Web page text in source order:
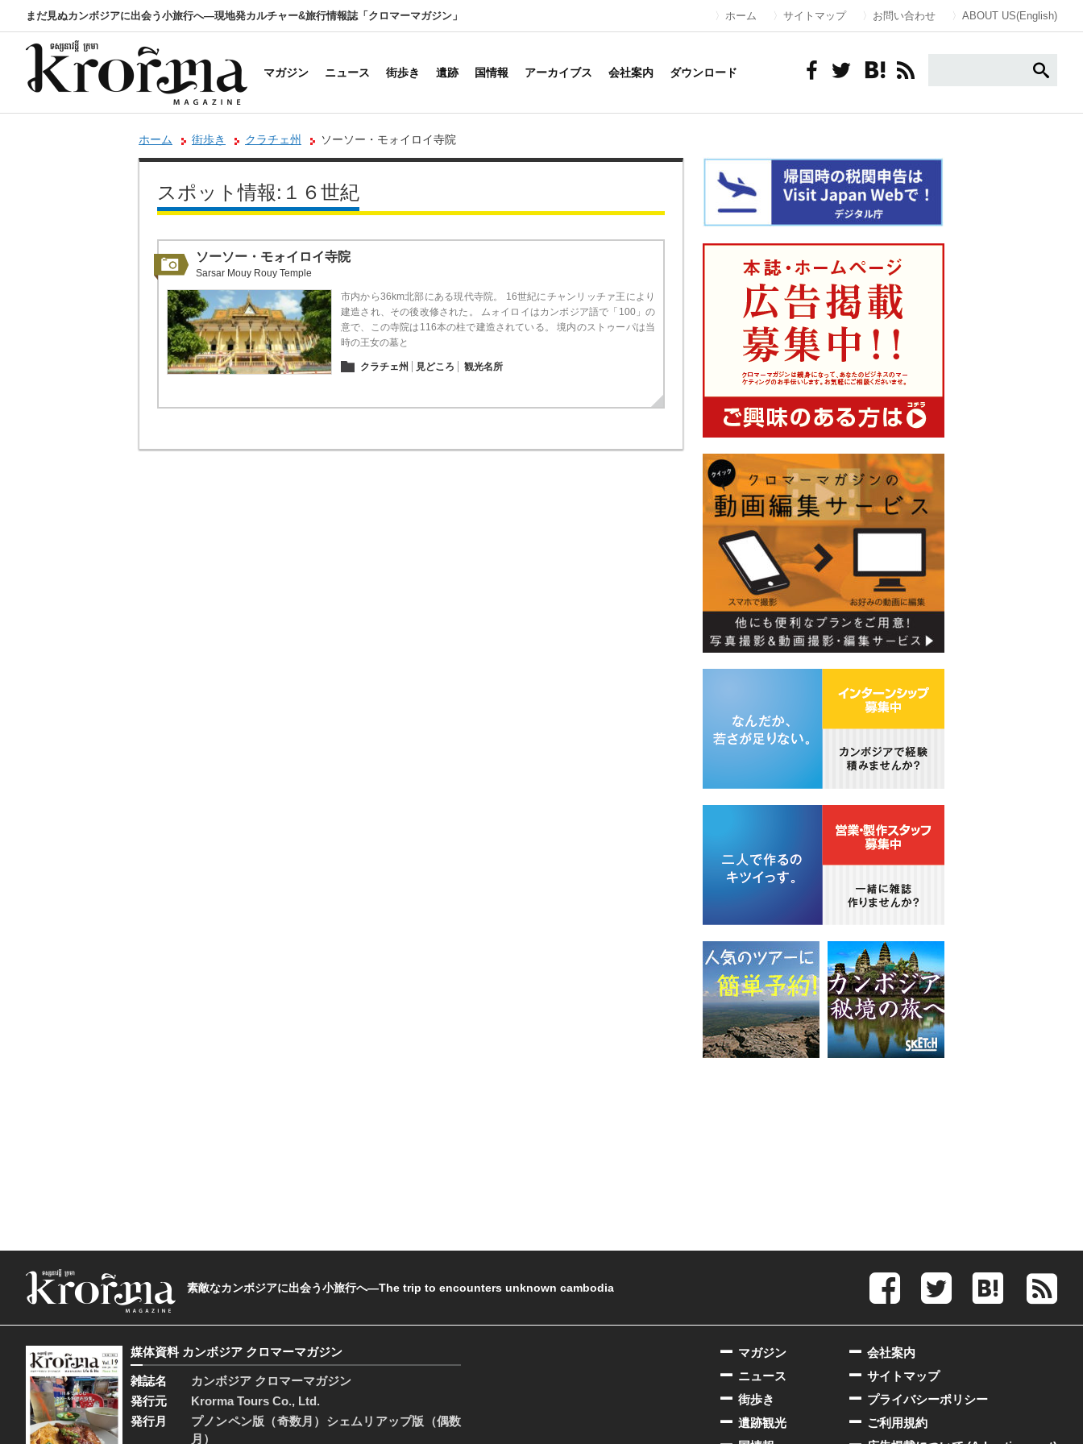
まだ見ぬカンボジアに出会う小旅行へ―現地発カルチャー&旅行情報誌「クロマーマガジン」 ホーム サイトマップ お問い合わせ ABOUT US(English)
マガジン ニュース 街歩き 遺跡 国情報 アーカイブス 会社案内 ダウンロード
ホーム 街歩き クラチェ州 ソーソー・モォイロイ寺院
スポット情報:１６世紀
ソーソー・モォイロイ寺院
Sarsar Mouy Rouy Temple
市内から36km北部にある現代寺院。 16世紀にチャンリッチァ王により
建造され、その後改修された。 ムォイロイはカンボジア語で「100」の
意で、この寺院は116本の柱で建造されている。 境内のストゥーパは当
時の王女の墓と
クラチェ州 見どころ 観光名所
素敵なカンボジアに出会う小旅行へ―The trip to encounters unknown cambodia
媒体資料 カンボジア クロマーマガジン
雑誌名
カンボジア クロマーマガジン
発行元
Krorma Tours Co., Ltd.
発行月
プノンペン版（奇数月）シェムリアップ版（偶数
月）
会社案内
サイトマップ
プライバシーポリシー
ご利用規約
マガジン
ニュース
街歩き
遺跡観光